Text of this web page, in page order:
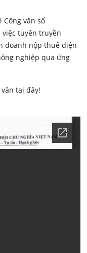
văn số
việc tuyên truyền
doanh nộp thuế điện
nghiệp qua ứng
tại đây!